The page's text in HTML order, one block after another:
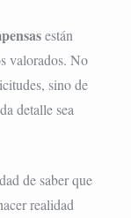
están
valorados. No
sino de
detalle sea
de saber que
realidad